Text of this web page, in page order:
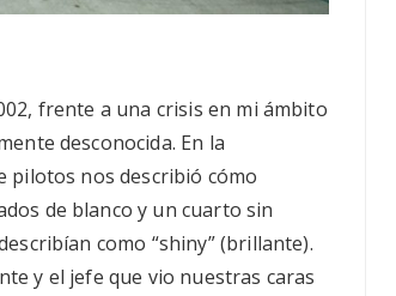
frente a una crisis en mi ámbito
desconocida. En la
pilotos nos describió cómo
de blanco y un cuarto sin
como “shiny” (brillante).
y el jefe que vio nuestras caras